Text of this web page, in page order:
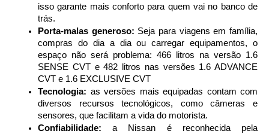
isso garante mais conforto para quem vai no banco de
trás.
Porta-malas generoso: Seja para viagens em família,
compras do dia a dia ou carregar equipamentos, o
espaço não será problema: 466 litros na versão 1.6
SENSE CVT e 482 litros nas versões 1.6 ADVANCE
CVT e 1.6 EXCLUSIVE CVT
Tecnologia: as versões mais equipadas contam com
diversos recursos tecnológicos, como câmeras e
sensores, que facilitam a vida do motorista.
Confiabilidade: a Nissan é reconhecida pela